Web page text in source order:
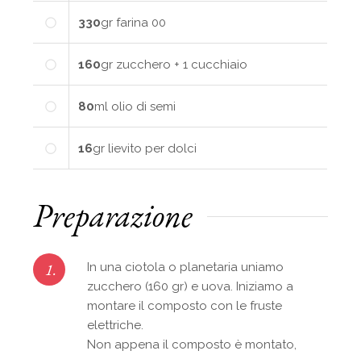
330gr farina 00
160gr zucchero + 1 cucchiaio
80ml olio di semi
16gr lievito per dolci
Preparazione
1.
In una ciotola o planetaria uniamo
zucchero (160 gr) e uova. Iniziamo a
montare il composto con le fruste
elettriche.
Non appena il composto è montato,